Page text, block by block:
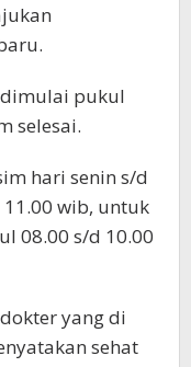
dimulai pukul
selesai.
hari senin s/d
wib, untuk
08.00 s/d 10.00
yang di
sehat